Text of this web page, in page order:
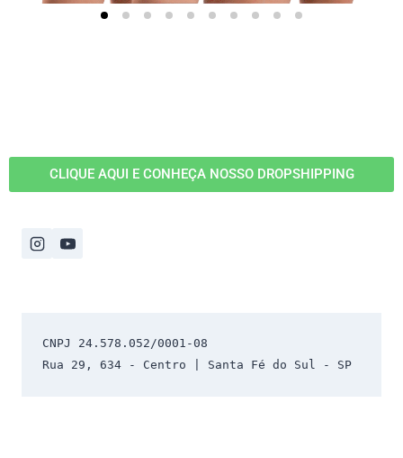
CLIQUE AQUI E CONHEÇA NOSSO DROPSHIPPING
CNPJ 24.578.052/0001-08
Rua 29, 634 - Centro | Santa Fé do Sul - SP